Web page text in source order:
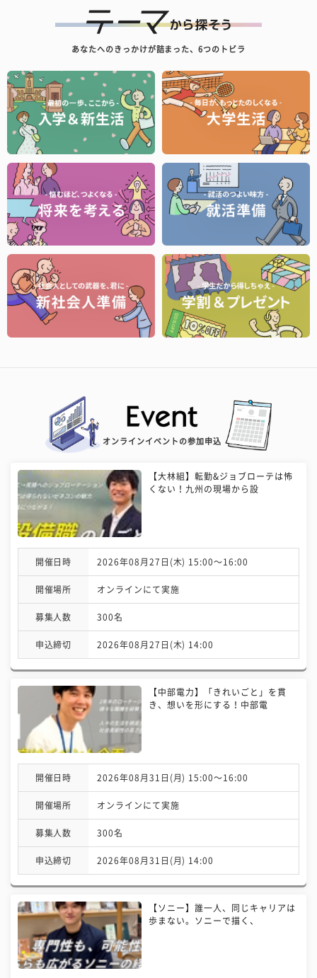
あなたへのきっかけが詰まった、6つのトビラ
オンラインイベントの参加申込
【大林組】転勤&ジョブローテは怖
くない！九州の現場から設
開催日時 2026年08月27日(木) 15:00〜16:00
開催場所 オンラインにて実施
募集人数 300名
申込締切 2026年08月27日(木) 14:00
【中部電力】「きれいごと」を貫
き、想いを形にする！中部電
開催日時 2026年08月31日(月) 15:00〜16:00
開催場所 オンラインにて実施
募集人数 300名
申込締切 2026年08月31日(月) 14:00
【ソニー】誰一人、同じキャリアは
歩まない。ソニーで描く、